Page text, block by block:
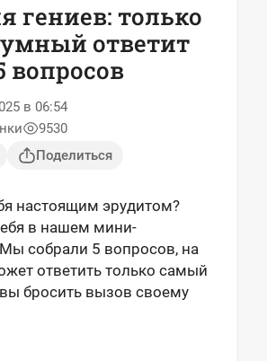
гениев: только
ответит
вопросов
в 06:54
9530
Поделиться
настоящим эрудитом?
в нашем мини-
собрали 5 вопросов, на
ответить только самый
бросить вызов своему